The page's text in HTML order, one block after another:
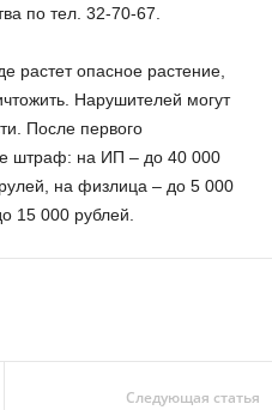
по тел. 32-70-67.
растет опасное растение,
Нарушителей могут
После первого
штраф: на ИП – до 40 000
на физлица – до 5 000
15 000 рублей.
Следующая статья